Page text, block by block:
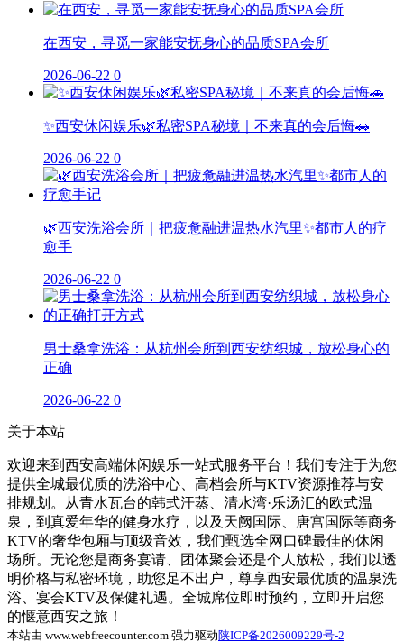
在西安，寻觅一家能安抚身心的品质SPA会所
2026-06-22 0
✨西安休闲娱乐🌿私密SPA秘境｜不来真的会后悔🚗
2026-06-22 0
🌿西安洗浴会所｜把疲惫融进温热水汽里✨都市人的疗
愈手
2026-06-22 0
男士桑拿洗浴：从杭州会所到西安纺织城，放松身心的
正确
2026-06-22 0
关于本站
欢迎来到西安高端休闲娱乐一站式服务平台！我们专注于为您
提供全城最优质的洗浴中心、高档会所与KTV资源推荐与安
排规划。从青水瓦台的韩式汗蒸、清水湾·乐汤汇的欧式温
泉，到真爱年华的健身水疗，以及天阙国际、唐宫国际等商务
KTV的奢华包厢与顶级音效，我们甄选全网口碑最佳的休闲
场所。无论您是商务宴请、团体聚会还是个人放松，我们以透
明价格与私密环境，助您足不出户，尊享西安最优质的温泉洗
浴、宴会KTV及保健礼遇。全城席位即时预约，立即开启您
的惬意西安之旅！
本站由 www.webfreecounter.com 强力驱动陕ICP备2026009229号-2